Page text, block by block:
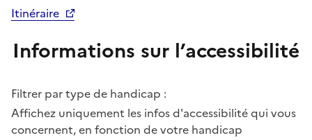
Itinéraire
Informations sur l’accessibilité
Filtrer par type de handicap :
Affichez uniquement les infos d'accessibilité qui vous
concernent, en fonction de votre handicap